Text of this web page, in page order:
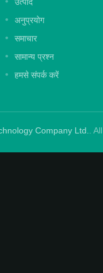
उत्पाद
अनुप्रयोग
समाचार
सामान्य प्रश्न
हमसे संपर्क करें
Company Ltd..